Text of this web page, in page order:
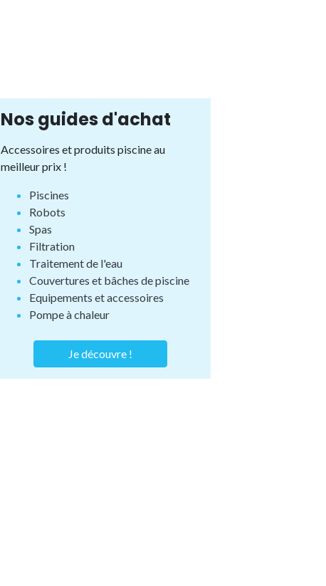
Nos guides d'achat
Accessoires et produits piscine au
meilleur prix !
Piscines
Robots
Spas
Filtration
Traitement de l'eau
Couvertures et bâches de piscine
Equipements et accessoires
Pompe à chaleur
Je découvre !